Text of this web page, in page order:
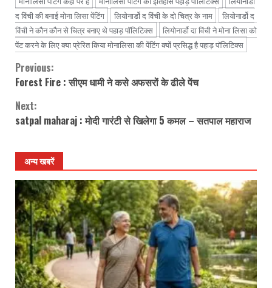
द विंची की बनाई मोना लिसा पेंटिंग
लियोनार्डो द विंची के दो चित्र के नाम
लियोनार्डो द
विंची ने कौन कौन से चित्र बनाए थे पहाड़ पॉलिटिक्स
लियोनार्डो दा विंची ने मोना लिसा को
पेंट करने के लिए क्या प्रेरित किया मोनालिसा की पेंटिंग क्यों प्रसिद्ध है पहाड़ पॉलिटिक्स
Continue
Previous:
Forest Fire : सीएम धामी ने कसे अफसरों के ढीले पेंच
Next:
satpal maharaj : मोदी गारंटी से खिलेगा 5 कमल – सतपाल महाराज
अन्य खबरें